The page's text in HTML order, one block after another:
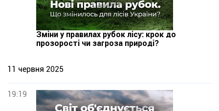
Зміни у правилах рубок лісу: крок до
прозорості чи загроза природі?
11 червня 2025
19:19